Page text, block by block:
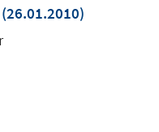
In
Fenster
(26.01.2010)